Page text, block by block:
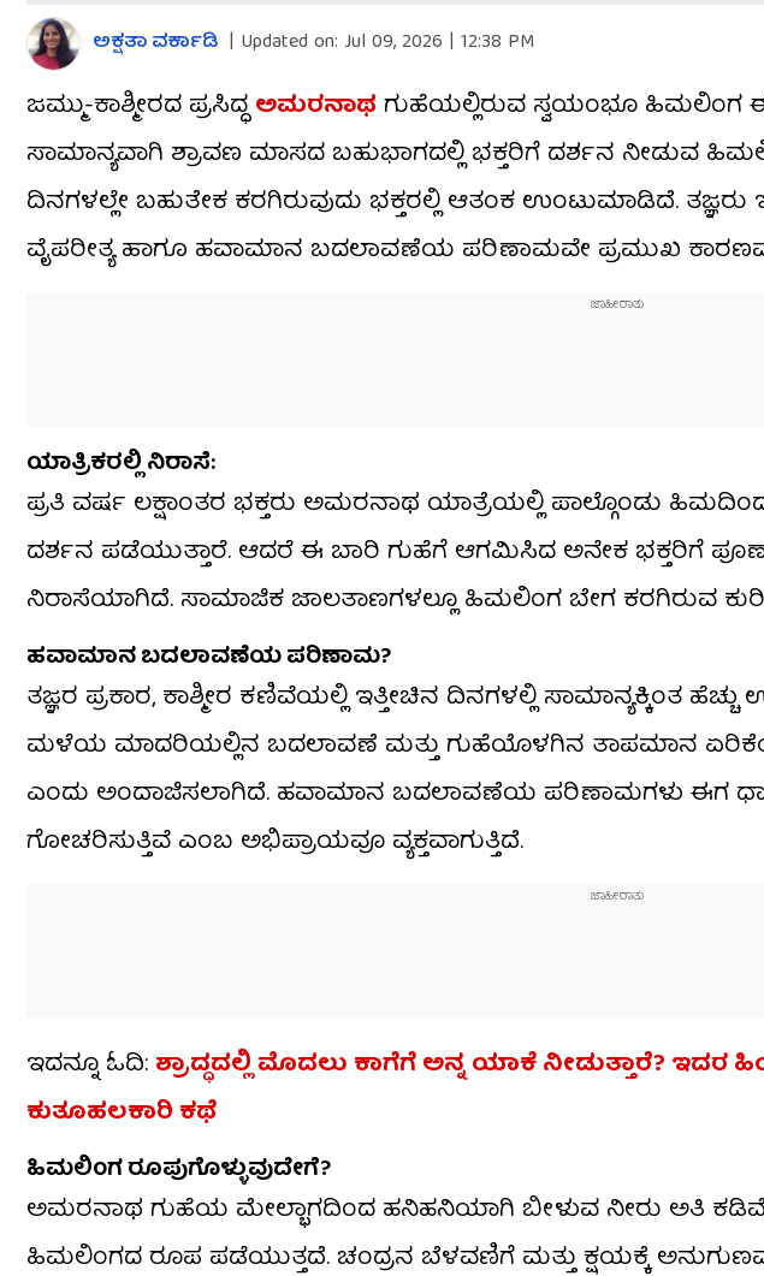
ಅಕ್ಷತಾ ವರ್ಕಾಡಿ | Updated on: Jul 09, 2026 | 12:38 PM
ಜಮ್ಮು-ಕಾಶ್ಮೀರದ ಪ್ರಸಿದ್ಧಅಮರನಾಥ ಗುಹೆಯಲ್ಲಿರುವ ಸ್ವಯಂಭೂ ಹಿಮಲಿಂಗ
ಸಾಮಾನ್ಯವಾಗಿ ಶ್ರಾವಣ ಮಾಸದ ಬಹುಭಾಗದಲ್ಲಿ ಭಕ್ತರಿಗೆ ದರ್ಶನ ನೀಡುವ
ದಿನಗಳಲ್ಲೇ ಬಹುತೇಕ ಕರಗಿರುವುದು ಭಕ್ತರಲ್ಲಿ ಆತಂಕ ಉಂಟುಮಾಡಿದೆ.
ವೈಪರೀತ್ಯ ಹಾಗೂ ಹವಾಮಾನ ಬದಲಾವಣೆಯ ಪರಿಣಾಮವೇ ಪ್ರಮುಖ
ಯಾತ್ರಿಕರಲ್ಲಿ ನಿರಾಸೆ:
ಪ್ರತಿ ವರ್ಷ ಲಕ್ಷಾಂತರ ಭಕ್ತರು ಅಮರನಾಥ ಯಾತ್ರೆಯಲ್ಲಿ ಪಾಲ್ಗೊಂಡು
ದರ್ಶನ ಪಡೆಯುತ್ತಾರೆ. ಆದರೆ ಈ ಬಾರಿ ಗುಹೆಗೆ ಆಗಮಿಸಿದ ಅನೇಕ ಭಕ್ತರಿಗೆ
ನಿರಾಸೆಯಾಗಿದೆ. ಸಾಮಾಜಿಕ ಜಾಲತಾಣಗಳಲ್ಲೂ ಹಿಮಲಿಂಗ ಬೇಗ ಕರಗಿರುವ
ಹವಾಮಾನ ಬದಲಾವಣೆಯ ಪರಿಣಾಮ?
ತಜ್ಞರ ಪ್ರಕಾರ, ಕಾಶ್ಮೀರ ಕಣಿವೆಯಲ್ಲಿ ಇತ್ತೀಚಿನ ದಿನಗಳಲ್ಲಿ ಸಾಮಾನ್ಯಕ್ಕಿಂತ
ಮಳೆಯ ಮಾದರಿಯಲ್ಲಿನ ಬದಲಾವಣೆ ಮತ್ತು ಗುಹೆಯೊಳಗಿನ ತಾಪಮಾನ
ಎಂದು ಅಂದಾಜಿಸಲಾಗಿದೆ. ಹವಾಮಾನ ಬದಲಾವಣೆಯ ಪರಿಣಾಮಗಳು ಈಗ
ಗೋಚರಿಸುತ್ತಿವೆ ಎಂಬ ಅಭಿಪ್ರಾಯವೂ ವ್ಯಕ್ತವಾಗುತ್ತಿದೆ.
ಇದನ್ನೂ ಓದಿ: ಶ್ರಾದ್ಧದಲ್ಲಿ ಮೊದಲು ಕಾಗೆಗೆ ಅನ್ನ ಯಾಕೆ ನೀಡುತ್ತಾರೆ?
ಕುತೂಹಲಕಾರಿ ಕಥೆ
ಹಿಮಲಿಂಗ ರೂಪುಗೊಳ್ಳುವುದೇಗೆ?
ಅಮರನಾಥ ಗುಹೆಯ ಮೇಲ್ಭಾಗದಿಂದ ಹನಿಹನಿಯಾಗಿ ಬೀಳುವ ನೀರು ಅತಿ ಕಡಿಮೆ
ಹಿಮಲಿಂಗದ ರೂಪ ಪಡೆಯುತ್ತದೆ. ಚಂದ್ರನ ಬೆಳವಣಿಗೆ ಮತ್ತು ಕ್ಷಯಕ್ಕೆ